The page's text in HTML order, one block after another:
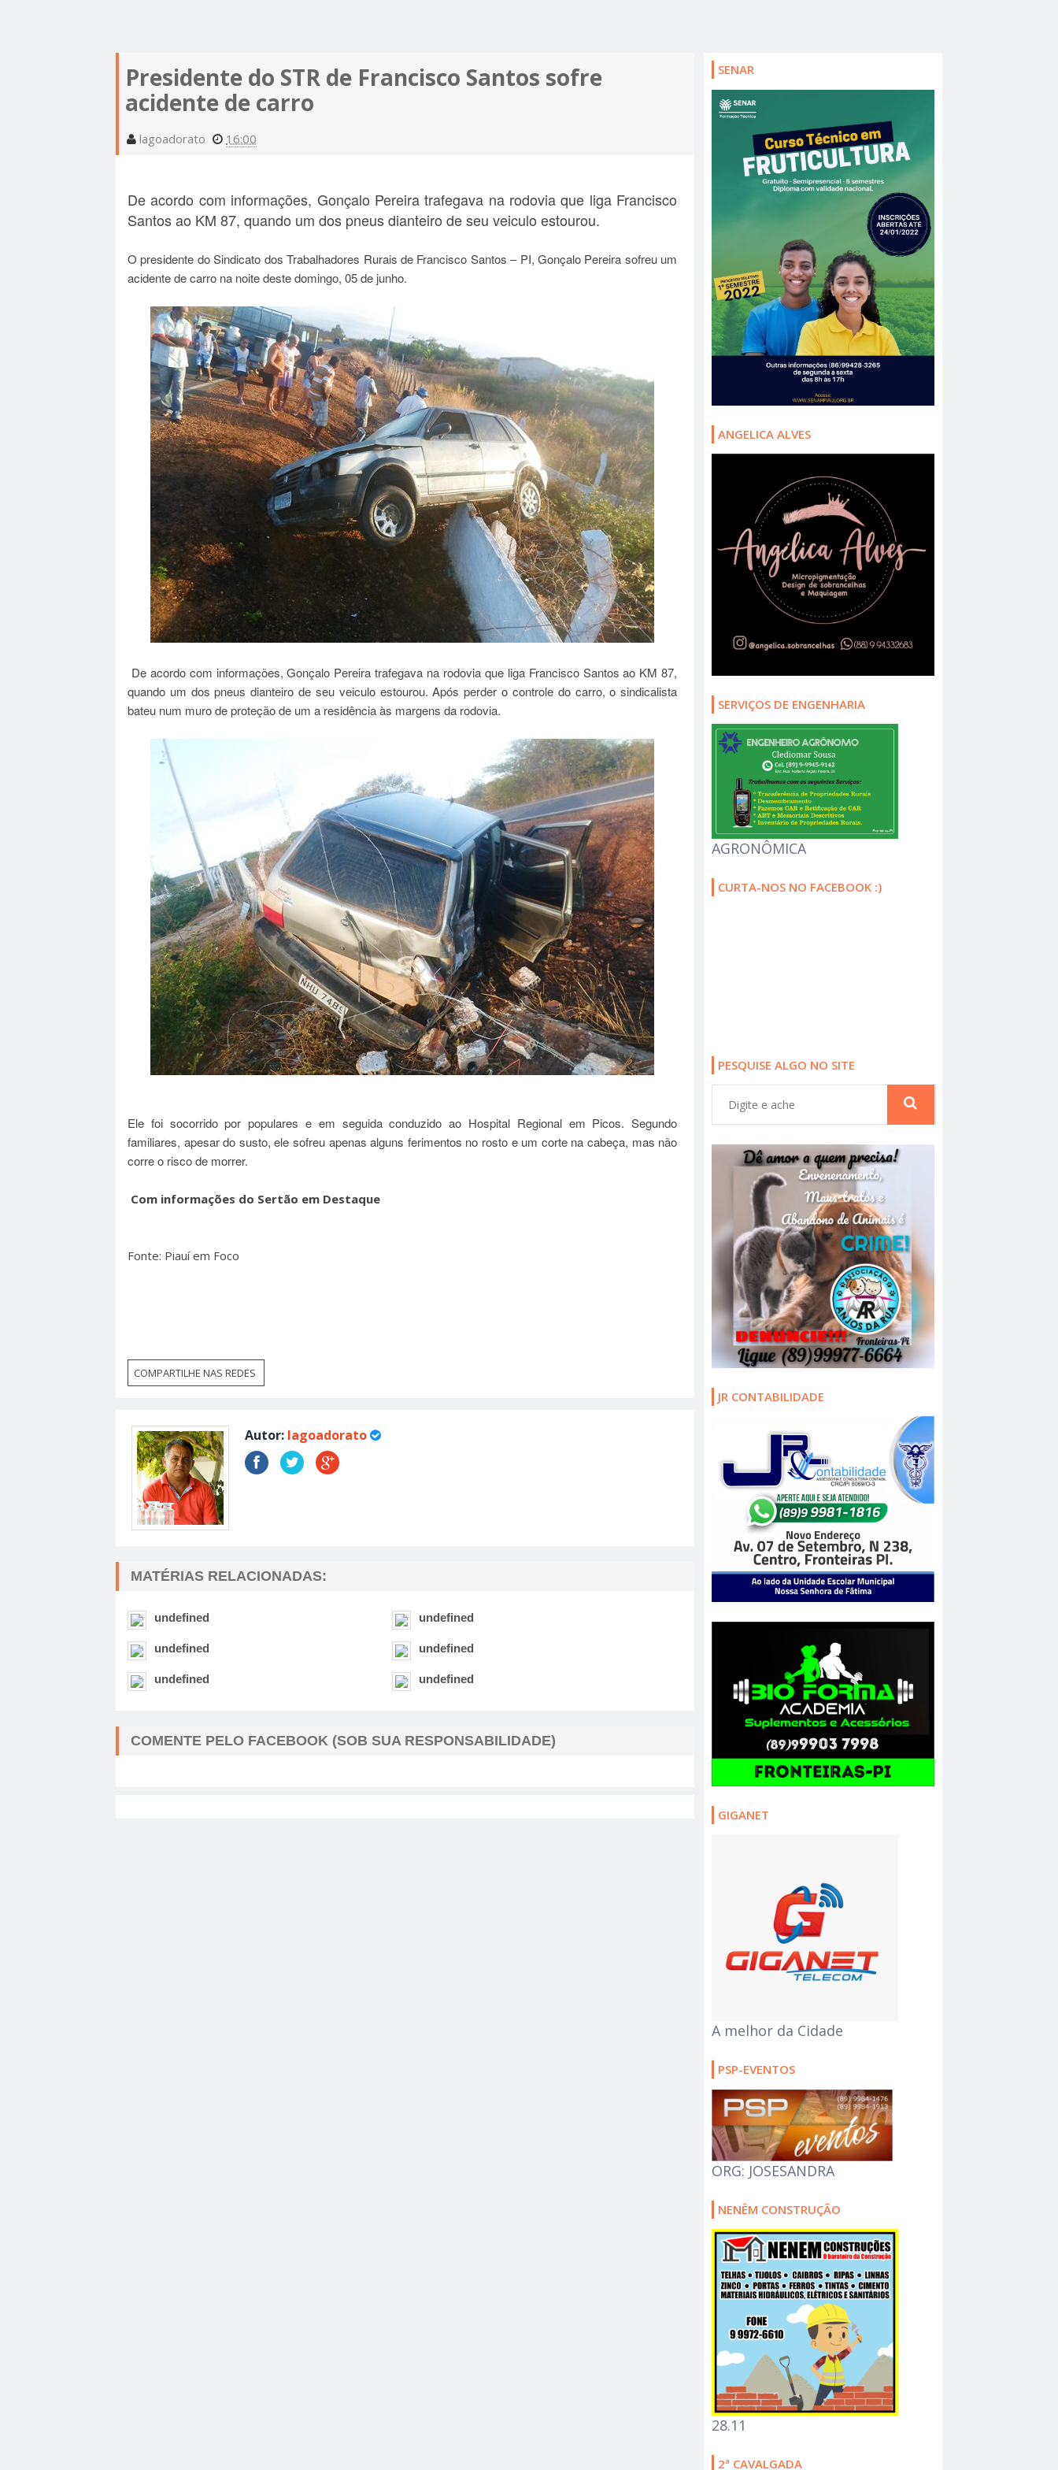
QUENTES DO BRASIL; SAIBA QUAIS!
ESTÁ CONFIRMADO: VEREADOR ZÉ ODON É PRÉ-
CANDIDATO À PREFEITO DE FRONTEIRAS PELA
OPOSIÇÃO
ZÉ ODON E GENILSON SOBRINHO DECLARAM APOIO
AO SENADOR CIRO NOGUEIRA
Presidente do STR de Francisco Santos sofre
acidente de carro
lagoadorato 16:00
De acordo com informações, Gonçalo Pereira trafegava na rodovia que liga Francisco
Santos ao KM 87, quando um dos pneus dianteiro de seu veiculo estourou.
O presidente do Sindicato dos Trabalhadores Rurais de Francisco Santos – PI, Gonçalo Pereira sofreu um
acidente de carro na noite deste domingo, 05 de junho.
De acordo com informações, Gonçalo Pereira trafegava na rodovia que liga Francisco Santos ao KM 87,
quando um dos pneus dianteiro de seu veiculo estourou. Após perder o controle do carro, o sindicalista
bateu num muro de proteção de um a residência às margens da rodovia.
Ele foi socorrido por populares e em seguida conduzido ao Hospital Regional em Picos. Segundo
familiares, apesar do susto, ele sofreu apenas alguns ferimentos no rosto e um corte na cabeça, mas não
corre o risco de morrer.
Com informações do Sertão em Destaque
Fonte: Piauí em Foco
COMPARTILHE NAS REDES
Autor: lagoadorato
MATÉRIAS RELACIONADAS:
undefined undefined
undefined undefined
undefined undefined
COMENTE PELO FACEBOOK (SOB SUA RESPONSABILIDADE)
SENAR
ANGELICA ALVES
SERVIÇOS DE ENGENHARIA
AGRONÔMICA
CURTA-NOS NO FACEBOOK :)
PESQUISE ALGO NO SITE
JR CONTABILIDADE
GIGANET
A melhor da Cidade
PSP-EVENTOS
ORG: JOSESANDRA
NENÊM CONSTRUÇÃO
28.11
2ª CAVALGADA